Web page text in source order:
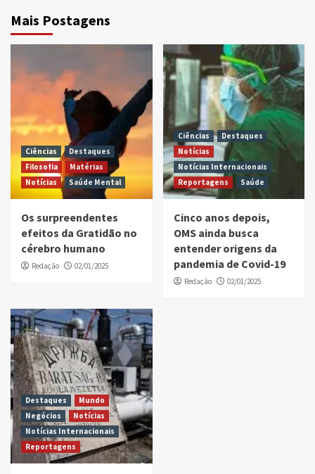
Mais Postagens
Ciências
Destaques
Filosofia
Matérias
Notícias
Saúde Mental
Os surpreendentes
efeitos da Gratidão no
cérebro humano
Redação 02/01/2025
Ciências
Destaques
Notícias
Notícias Internacionais
Reportagens
Saúde
Cinco anos depois,
OMS ainda busca
entender origens da
pandemia de Covid-19
Redação 02/01/2025
Destaques
Mundo
Negócios
Notícias
Notícias Internacionais
Reportagens